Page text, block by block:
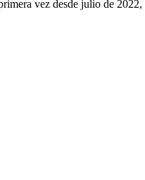
vez desde julio de 2022,